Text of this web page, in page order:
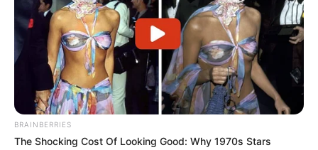
BRAINBERRIES
The Shocking Cost Of Looking Good: Why 1970s Stars